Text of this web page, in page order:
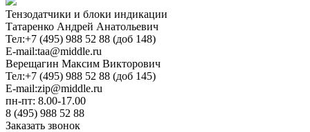
Тензодатчики и блоки индикации
Татаренко Андрей Анатольевич
Тел:+7 (495) 988 52 88 (доб 148)
E-mail:taa@middle.ru
Верещагин Максим Викторович
Тел:+7 (495) 988 52 88 (доб 145)
E-mail:zip@middle.ru
пн-пт: 8.00-17.00
8 (495) 988 52 88
Заказать звонок